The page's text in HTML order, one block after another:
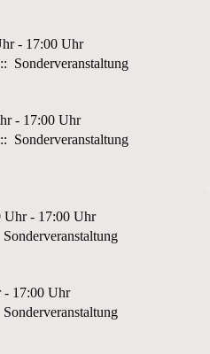
- 17:00 Uhr
:: Sonderveranstaltung
- 17:00 Uhr
:: Sonderveranstaltung
Uhr - 17:00 Uhr
- 17:00 Uhr